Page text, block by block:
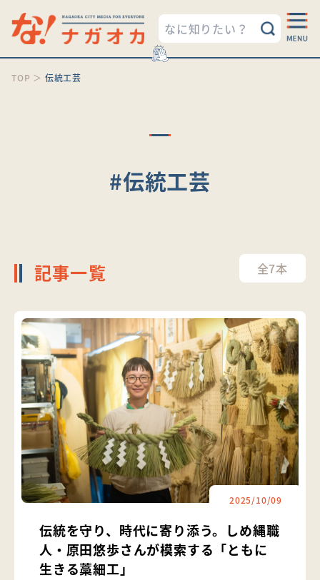
TOP ＞ 伝統工芸
#伝統工芸
記事一覧 全7本
2025/10/09
伝統を守り、時代に寄り添う。しめ縄職
人・原田悠歩さんが模索する「ともに
生きる藁細工」